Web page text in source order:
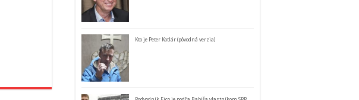
Kto je Peter Kotlár (pôvodná verzia)